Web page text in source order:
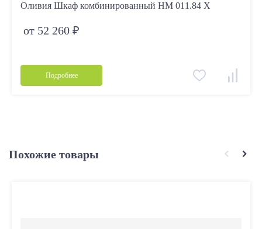
Оливия Шкаф комбинированный НМ 011.84 Х
от 52 260 ₽
Подробнее
Похожие товары